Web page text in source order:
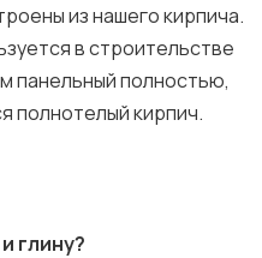
из нашего кирпича.
в строительстве
панельный полностью,
полнотелый кирпич.
глину?